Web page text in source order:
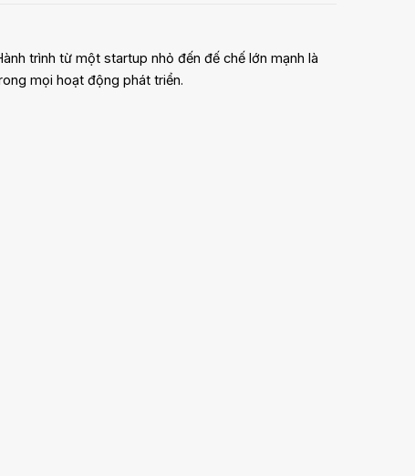
trình từ một startup nhỏ đến đế chế lớn mạnh là
mọi hoạt động phát triển.